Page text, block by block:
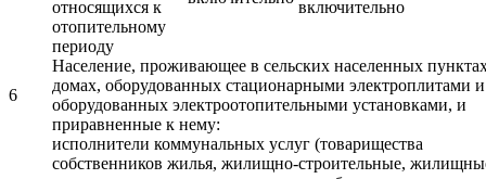
относящихся к
отопительному
периоду
включительно
6
Население, проживающее в сельских населенных
домах, оборудованных стационарными электроплитами
оборудованных электроотопительными установками, и
приравненные к нему:
исполнители коммунальных услуг (товарищества
собственников жилья, жилищно-строительные,